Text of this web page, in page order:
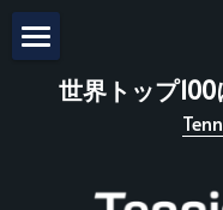
Home
Team Macy
世界トップ100
すべてのカテゴ